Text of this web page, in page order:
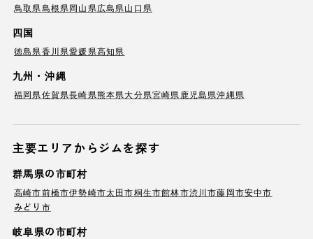
鳥取県島根県岡山県広島県山口県
四国
徳島県香川県愛媛県高知県
九州・沖縄
福岡県佐賀県長崎県熊本県大分県宮崎県 鹿児島県沖縄県
主要エリアからジムを探す
群馬県の市町村
高崎市前橋市伊勢崎市太田市桐生市館林市渋川市藤岡市安中市
みどり市
岐阜県の市町村